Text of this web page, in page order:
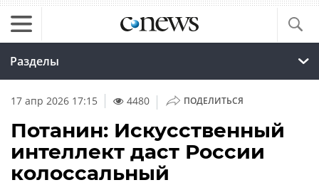
Разделы
17 апр 2026 17:15 4480 | ПОДЕЛИТЬСЯ
Потанин: Искусственный
интеллект даст России
колоссальный